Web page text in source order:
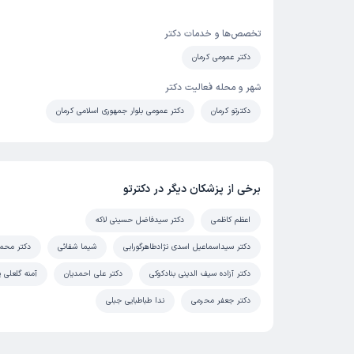
تخصص‌ها و خدمات دکتر
دکتر عمومی کرمان
شهر و محله فعالیت دکتر
دکترتو کرمان دکتر عمومی بلوار جمهوری اسلامی کرمان
برخی از پزشکان دیگر در دکترتو
اعظم کاظمی دکتر سیدفاضل حسینی لاکه
دکتر سیداسماعیل اسدی نژادطاهرگورابی شیما شفائی دکتر
دکتر آزاده سیف الدینی بنادکوکی دکتر علی احمدیان آمنه گلعلی
دکتر جعفر محرمی ندا طباطبایی جبلی